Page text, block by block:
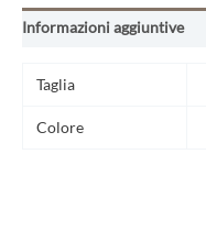
Informazioni aggiuntive
Taglia
Colore